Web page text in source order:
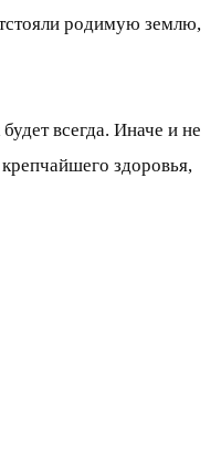
родимую землю,
всегда. Иначе и не
здоровья,